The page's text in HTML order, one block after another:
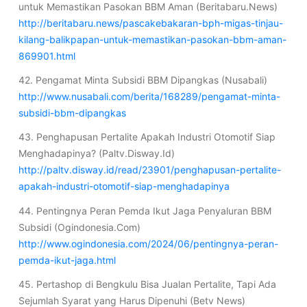
untuk Memastikan Pasokan BBM Aman (Beritabaru.News)
http://beritabaru.news/pascakebakaran-bph-migas-tinjau-
kilang-balikpapan-untuk-memastikan-pasokan-bbm-aman-
869901.html
42. Pengamat Minta Subsidi BBM Dipangkas (Nusabali)
http://www.nusabali.com/berita/168289/pengamat-minta-
subsidi-bbm-dipangkas
43. Penghapusan Pertalite Apakah Industri Otomotif Siap
Menghadapinya? (Paltv.Disway.Id)
http://paltv.disway.id/read/23901/penghapusan-pertalite-
apakah-industri-otomotif-siap-menghadapinya
44. Pentingnya Peran Pemda Ikut Jaga Penyaluran BBM
Subsidi (Ogindonesia.Com)
http://www.ogindonesia.com/2024/06/pentingnya-peran-
pemda-ikut-jaga.html
45. Pertashop di Bengkulu Bisa Jualan Pertalite, Tapi Ada
Sejumlah Syarat yang Harus Dipenuhi (Betv News)